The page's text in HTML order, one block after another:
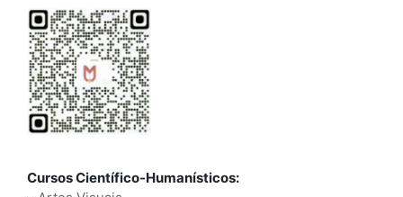
Cursos Científico-Humanísticos: